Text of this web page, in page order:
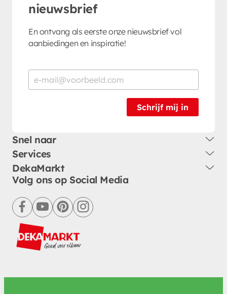
nieuwsbrief
En ontvang als eerste onze nieuwsbrief vol
aanbiedingen en inspiratie!
Schrijf mij in
Snel naar
Services
DekaMarkt
Volg ons op Social Media
facebookyoutubepinterestinstagram